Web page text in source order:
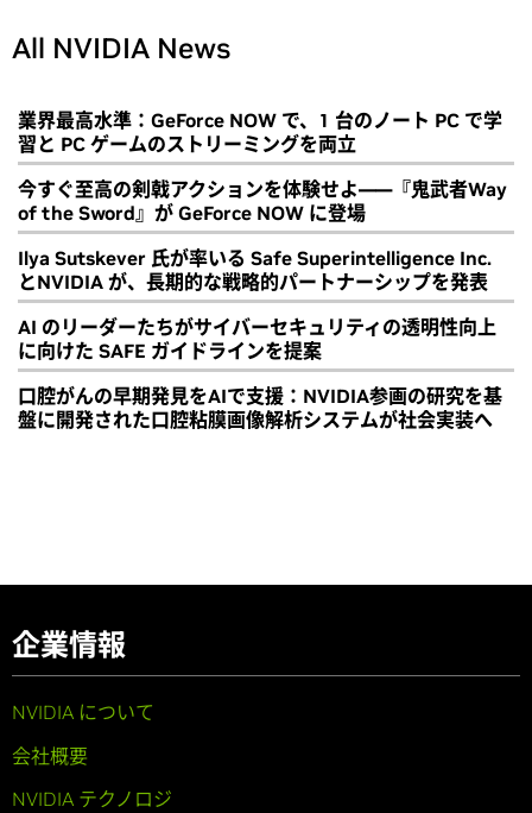
All NVIDIA News
業界最高水準：GeForce NOW で、1 台のノート PC で学
習と PC ゲームのストリーミングを両立
今すぐ至高の剣戟アクションを体験せよ――『鬼武者Way
of the Sword』が GeForce NOW に登場
Ilya Sutskever 氏が率いる Safe Superintelligence Inc.
とNVIDIA が、長期的な戦略的パートナーシップを発表
AI のリーダーたちがサイバーセキュリティの透明性向上
に向けた SAFE ガイドラインを提案
口腔がんの早期発見をAIで支援：NVIDIA参画の研究を基
盤に開発された口腔粘膜画像解析システムが社会実装へ
企業情報
NVIDIA について
会社概要
NVIDIA テクノロジ